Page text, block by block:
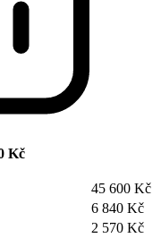
Kč
45 600 Kč
6 840 Kč
2 570 Kč